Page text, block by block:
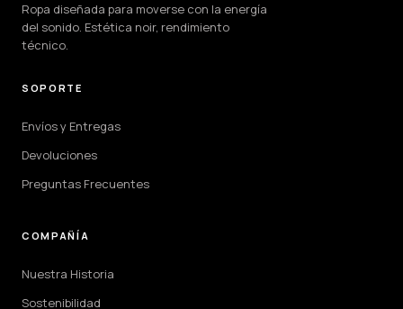
Ropa diseñada para moverse con la energía
del sonido. Estética noir, rendimiento
técnico.
SOPORTE
Envíos y Entregas
Devoluciones
Preguntas Frecuentes
COMPAÑÍA
Nuestra Historia
Sostenibilidad